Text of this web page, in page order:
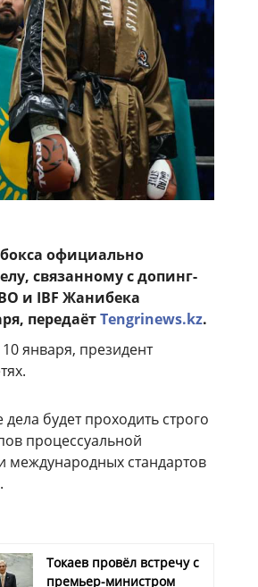
официально
связанному с допинг-
и IBF Жанибека
передаётTengrinews.kz.
января, президент
будет проходить строго
процессуальной
международных стандартов
Токаев провёл встречу с
премьер-министром